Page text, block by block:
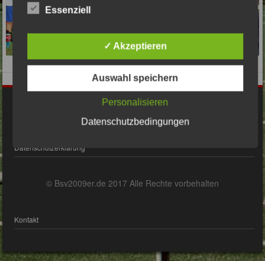
Datenschutzerklärung
© Bsv2009er.de 2017 Alle Rechte vorbehalten
Kontakt
Essenziell
✓ Akzeptieren
Auswahl speichern
Personalisieren
Datenschutzbedingungen